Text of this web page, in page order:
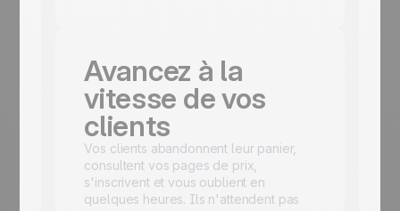
Avancez à la
vitesse de vos
clients
Vos clients abandonnent leur panier,
consultent vos pages de prix,
s'inscrivent et vous oublient en
quelques heures. Ils n'attendent pas